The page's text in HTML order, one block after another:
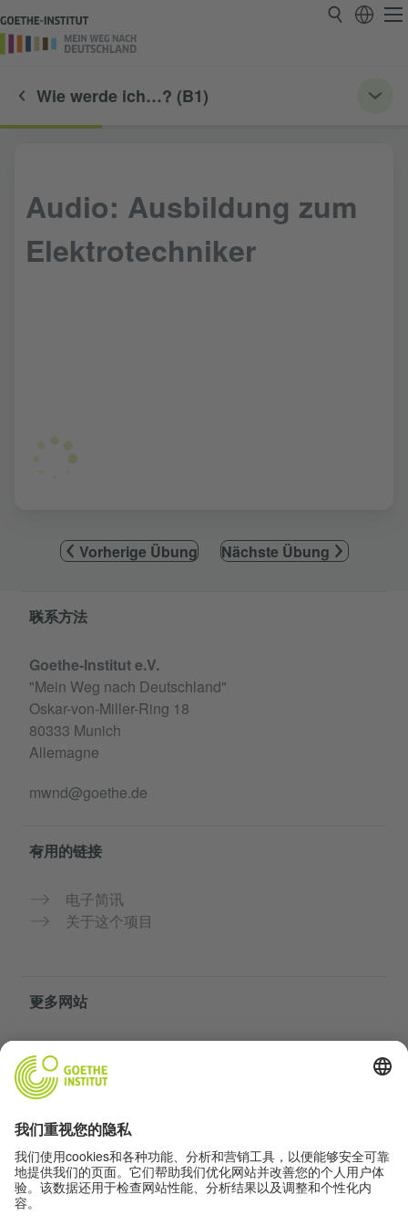
Wie werde ich…? (B1)
Audio: Ausbildung zum
Elektrotechniker
Vorherige Übung Nächste Übung
Service- und Informationsbereich
联系方法
Goethe-Institut e.V.
"Mein Weg nach Deutschland"
Oskar-von-Miller-Ring 18
80333 Munich
Allemagne
mwnd@goethe.de
有用的链接
电子简讯
关于这个项目
更多网站
免费练习德语
歌德学院的德语课程
隐私与无障碍